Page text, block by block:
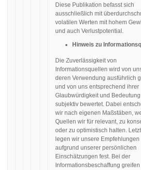
Diese Publikation befasst sich
ausschließlich mit
volatilen Werten mit hohem
und auch Verlustpotential.
Hinweis zu
Die Zuverlässigkeit von
Informationsquellen wird von
deren Verwendung ausführlich
und von uns entsprechend ihrer
Glaubwürdigkeit und Bedeutung
subjektiv bewertet. Dabei
wir nach eigenen Maßstäben,
Quellen wir für relevant, zu
oder zu optimistisch halten.
legen wir unsere Empfehlungen
aufgrund unserer persönlichen
Einschätzungen fest. Bei der
Informationsbeschaffung